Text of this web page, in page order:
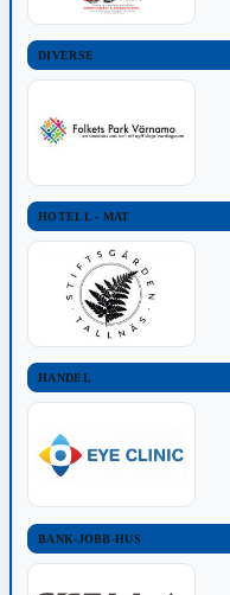
DIVERSE
HOTELL - MAT
HANDEL
BANK-JOBB-HUS